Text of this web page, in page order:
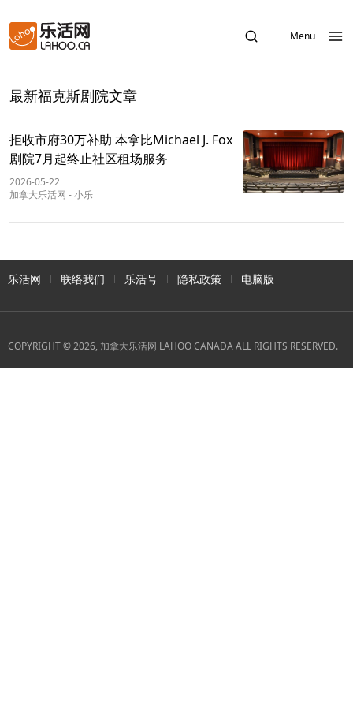
Menu
最新福克斯剧院文章
拒收市府30万补助 本拿比Michael J. Fox
剧院7月起终止社区租场服务
2026-05-22
加拿大乐活网 -小乐
乐活网 联络我们 乐活号 隐私政策 电脑版
COPYRIGHT © 2026, 加拿大乐活网 LAHOO CANADA ALL RIGHTS RESERVED.